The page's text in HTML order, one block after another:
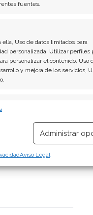
fuentes.
Uso de datos limitados para
personalizada, Utilizar perfiles
personalizar el contenido, Uso
y mejora de los servicios,
y eliminar
Guardar y
Administrar
Aviso Legal
los directivos
estas
de caso
del 7 de
o es